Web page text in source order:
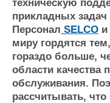
техническую
прикладных задач
Персонал SELCO
миру гордятся
гораздо больше,
области качества
обслуживания.
рассчитывать, что